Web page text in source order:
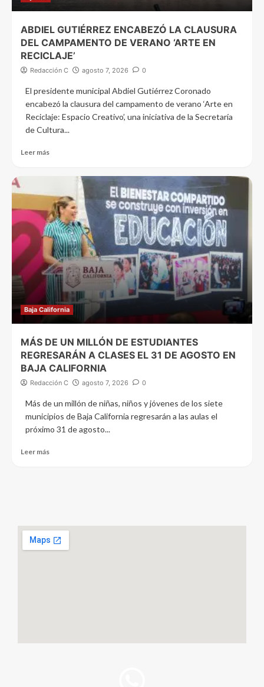
ABDIEL GUTIÉRREZ ENCABEZÓ LA CLAUSURA
DEL CAMPAMENTO DE VERANO ‘ARTE EN
RECICLAJE’
Redacción C agosto 7, 2026 0
El presidente municipal Abdiel Gutiérrez Coronado
encabezó la clausura del campamento de verano ‘Arte en
Reciclaje: Espacio Creativo’, una iniciativa de la Secretaría
de Cultura...
Leer más
Baja California
MÁS DE UN MILLÓN DE ESTUDIANTES
REGRESARÁN A CLASES EL 31 DE AGOSTO EN
BAJA CALIFORNIA
Redacción C agosto 7, 2026 0
Más de un millón de niñas, niños y jóvenes de los siete
municipios de Baja California regresarán a las aulas el
próximo 31 de agosto...
Leer más